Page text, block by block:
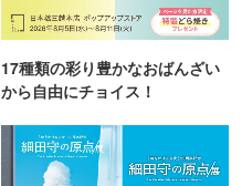
17種類の彩り豊かなおばんざい
から自由にチョイス！